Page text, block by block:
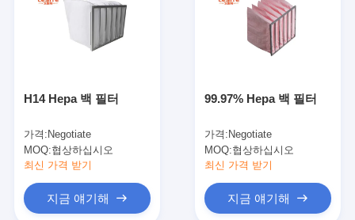
H14 Hepa 백 필터
가격: Negotiate
MOQ:협상하십시오
최신 가격 받기
지금 얘기해
99.97% Hepa 백 필터
가격: Negotiate
MOQ:협상하십시오
최신 가격 받기
지금 얘기해